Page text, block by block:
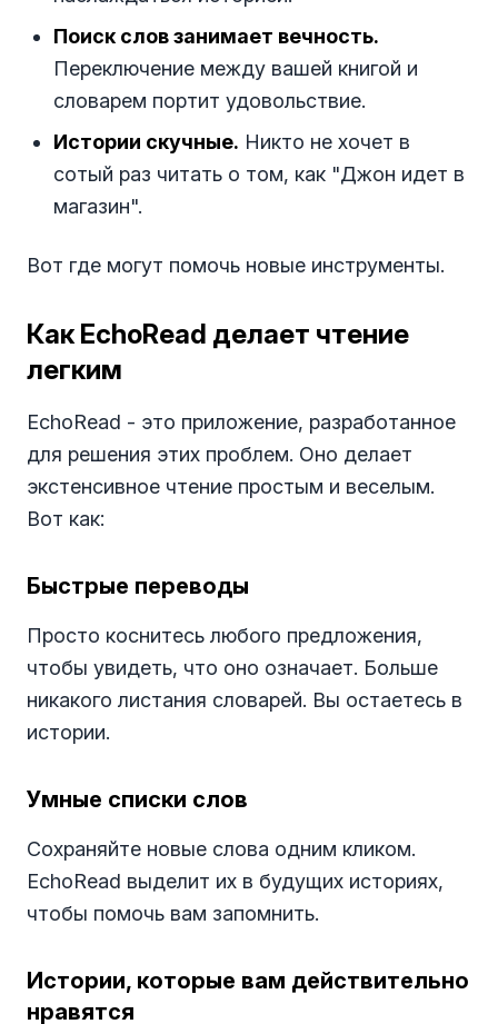
Поиск слов занимает вечность.
Переключение между вашей книгой и
словарем портит удовольствие.
Истории скучные. Никто не хочет в
сотый раз читать о том, как "Джон идет в
магазин".
Вот где могут помочь новые инструменты.
Как EchoRead делает чтение
легким
EchoRead - это приложение, разработанное
для решения этих проблем. Оно делает
экстенсивное чтение простым и веселым.
Вот как:
Быстрые переводы
Просто коснитесь любого предложения,
чтобы увидеть, что оно означает. Больше
никакого листания словарей. Вы остаетесь в
истории.
Умные списки слов
Сохраняйте новые слова одним кликом.
EchoRead выделит их в будущих историях,
чтобы помочь вам запомнить.
Истории, которые вам действительно
нравятся